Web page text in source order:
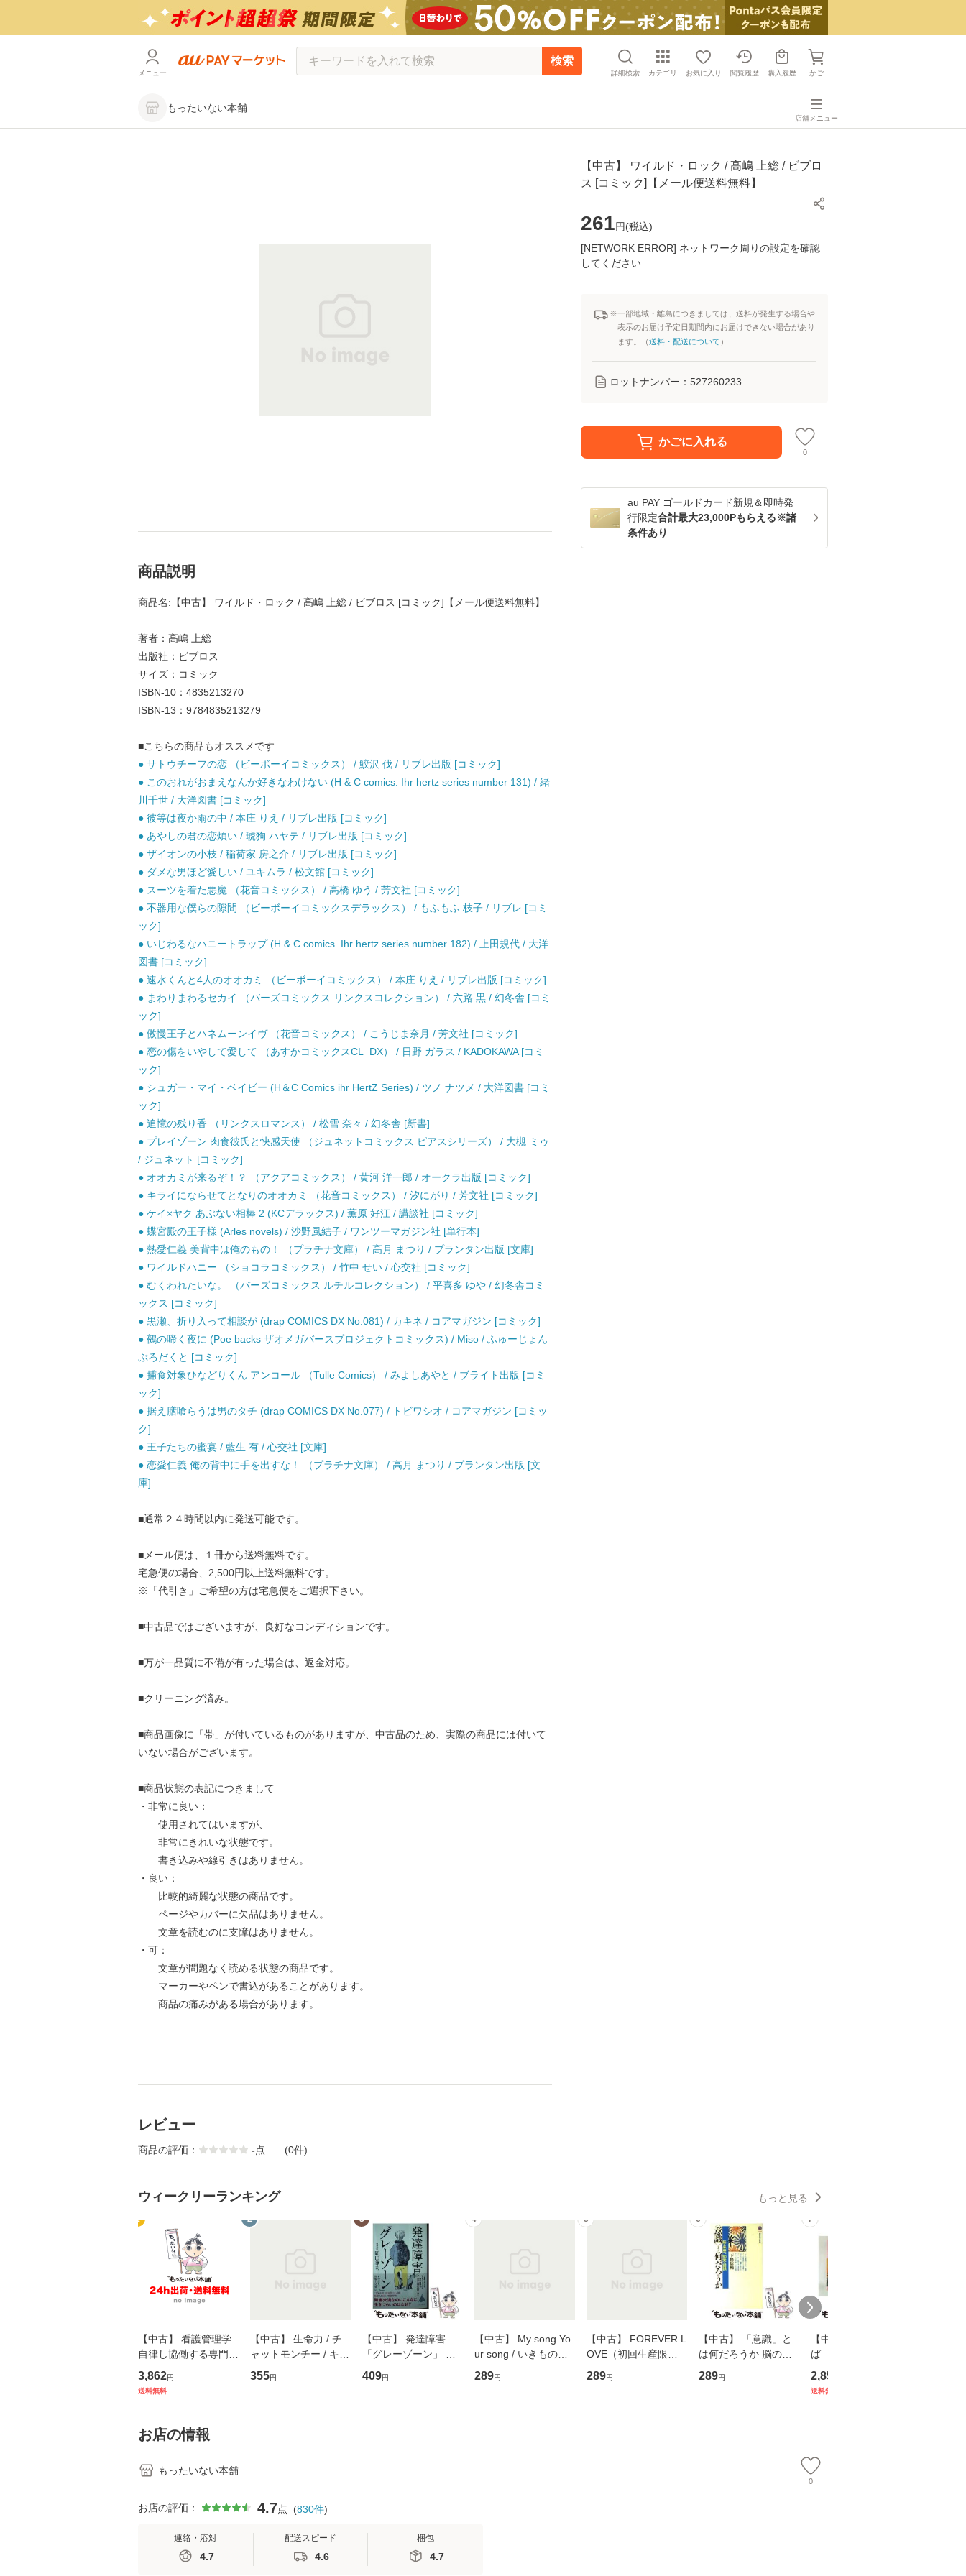
メニュー
検索
詳細検索 カテゴリ お気に入り 閲覧履歴 購入履歴 かご
もったいない本舗
店舗メニュー
【中古】 ワイルド・ロック / 高嶋 上総 / ビブロ
ス [コミック]【メール便送料無料】
261円(税込)
[NETWORK ERROR] ネットワーク周りの設定を確認
してください
※一部地域・離島につきましては、送料が発生する場合や
表示のお届け予定日期間内にお届けできない場合があり
ます。（送料・配送について ）
ロットナンバー： 527260233
かごに入れる
0
au PAY ゴールドカード新規＆即時発
行限定合計最大23,000Pもらえる※諸
条件あり
商品説明
商品名:【中古】 ワイルド・ロック / 高嶋 上総 / ビブロス [コミック]【メール便送料無料】
著者：高嶋 上総
出版社：ビブロス
サイズ：コミック
ISBN-10：4835213270
ISBN-13：9784835213279
■こちらの商品もオススメです
● サトウチーフの恋 （ビーボーイコミックス） / 鮫沢 伐 / リブレ出版 [コミック]
● このおれがおまえなんか好きなわけない (H & C comics. Ihr hertz series number 131) / 緒
川千世 / 大洋図書 [コミック]
● 彼等は夜か雨の中 / 本庄 りえ / リブレ出版 [コミック]
● あやしの君の恋煩い / 琥狗 ハヤテ / リブレ出版 [コミック]
● ザイオンの小枝 / 稲荷家 房之介 / リブレ出版 [コミック]
● ダメな男ほど愛しい / ユキムラ / 松文館 [コミック]
● スーツを着た悪魔 （花音コミックス） / 高橋 ゆう / 芳文社 [コミック]
● 不器用な僕らの隙間 （ビーボーイコミックスデラックス） / もふもふ 枝子 / リブレ [コミ
ック]
● いじわるなハニートラップ (H & C comics. Ihr hertz series number 182) / 上田規代 / 大洋
図書 [コミック]
● 速水くんと4人のオオカミ （ビーボーイコミックス） / 本庄 りえ / リブレ出版 [コミック]
● まわりまわるセカイ （バーズコミックス リンクスコレクション） / 六路 黒 / 幻冬舎 [コミ
ック]
● 傲慢王子とハネムーンイヴ （花音コミックス） / こうじま奈月 / 芳文社 [コミック]
● 恋の傷をいやして愛して （あすかコミックスCL−DX） / 日野 ガラス / KADOKAWA [コミ
ック]
● シュガー・マイ・ベイビー (H＆C Comics ihr HertZ Series) / ツノ ナツメ / 大洋図書 [コミ
ック]
● 追憶の残り香 （リンクスロマンス） / 松雪 奈々 / 幻冬舎 [新書]
● プレイゾーン 肉食彼氏と快感天使 （ジュネットコミックス ピアスシリーズ） / 大槻 ミゥ
/ ジュネット [コミック]
● オオカミが来るぞ！？ （アクアコミックス） / 黄河 洋一郎 / オークラ出版 [コミック]
● キライにならせてとなりのオオカミ （花音コミックス） / 汐にがり / 芳文社 [コミック]
● ケイ×ヤク あぶない相棒 2 (KCデラックス) / 薫原 好江 / 講談社 [コミック]
● 蝶宮殿の王子様 (Arles novels) / 沙野風結子 / ワンツーマガジン社 [単行本]
● 熱愛仁義 美背中は俺のもの！ （プラチナ文庫） / 高月 まつり / プランタン出版 [文庫]
● ワイルドハニー （ショコラコミックス） / 竹中 せい / 心交社 [コミック]
● むくわれたいな。 （バーズコミックス ルチルコレクション） / 平喜多 ゆや / 幻冬舎コミ
ックス [コミック]
● 黒瀬、折り入って相談が (drap COMICS DX No.081) / カキネ / コアマガジン [コミック]
● 鵺の啼く夜に (Poe backs ザオメガバースプロジェクトコミックス) / Miso / ふゅーじょん
ぷろだくと [コミック]
● 捕食対象ひなどりくん アンコール （Tulle Comics） / みよしあやと / ブライト出版 [コミ
ック]
● 据え膳喰らうは男のタチ (drap COMICS DX No.077) / トビワシオ / コアマガジン [コミッ
ク]
● 王子たちの蜜宴 / 藍生 有 / 心交社 [文庫]
● 恋愛仁義 俺の背中に手を出すな！ （プラチナ文庫） / 高月 まつり / プランタン出版 [文
庫]
■通常２４時間以内に発送可能です。
■メール便は、１冊から送料無料です。
宅急便の場合、2,500円以上送料無料です。
※「代引き」ご希望の方は宅急便をご選択下さい。
■中古品ではございますが、良好なコンディションです。
■万が一品質に不備が有った場合は、返金対応。
■クリーニング済み。
■商品画像に「帯」が付いているものがありますが、中古品のため、実際の商品には付いて
いない場合がございます。
■商品状態の表記につきまして
・非常に良い：
使用されてはいますが、
非常にきれいな状態です。
書き込みや線引きはありません。
・良い：
比較的綺麗な状態の商品です。
ページやカバーに欠品はありません。
文章を読むのに支障はありません。
・可：
文章が問題なく読める状態の商品です。
マーカーやペンで書込があることがあります。
商品の痛みがある場合があります。
レビュー
商品の評価： -点 (0件)
ウィークリーランキング もっと見る
1
【中古】 看護管理学
自律し協働する専門職
の看護マネジメントス
キル 改訂第3版 (看護
堂 [単行
3,862円
送料無料
2
【中古】 生命力 / チ
ャットモンチー / キュ
ーンレコード [CD]
【メール便送料無料】
355円
3
【中古】 発達障害
「グレーゾーン」 そ
の正しい理解と克服法
(SB新書 572) / 岡田尊
409円
4
【中古】 My song Yo
ur song / いきものが
かり / [CD]【メール便
送料無料】
289円
5
【中古】 FOREVER L
OVE（初回生産限定
盤） / 清水翔太×加藤
ミリヤ / [CD]【メール
289円
6
【中古】 「意識」と
は何だろうか 脳の来
歴、知覚の錯誤 （講
談社現代新書） / 下条
289円
7
【中古】 耳をすませ
ば 〈2枚組〉 [DVD] /
ブエナ・ビスタ・ホー
ム・エンターテイメン
2,852
送料無料
お店の情報
もったいない本舗
0
お店の評価： 4.7点 (830件)
連絡・応対
4.7
配送スピード
4.6
梱包
4.7